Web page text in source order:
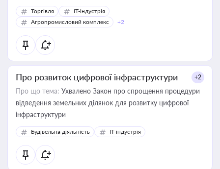
Торгівля
IT-індустрія
Агропромисловий комплекс
+2
Про розвиток цифрової інфраструктури +2
Про що тема: Ухвалено Закон про спрощення процедури
відведення земельних ділянок для розвитку цифрової
інфраструктури
Будівельна діяльність IT-індустрія